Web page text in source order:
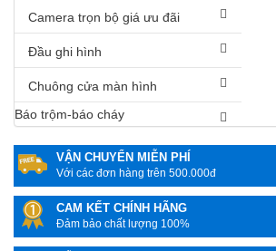
Camera trọn bộ giá ưu đãi
Đầu ghi hình
Chuông cửa màn hình
Báo trộm-báo cháy
VẬN CHUYỂN MIỄN PHÍ
Với các đơn hàng trên 500.000đ
CAM KẾT CHÍNH HÃNG
Đảm bảo chất lượng 100%